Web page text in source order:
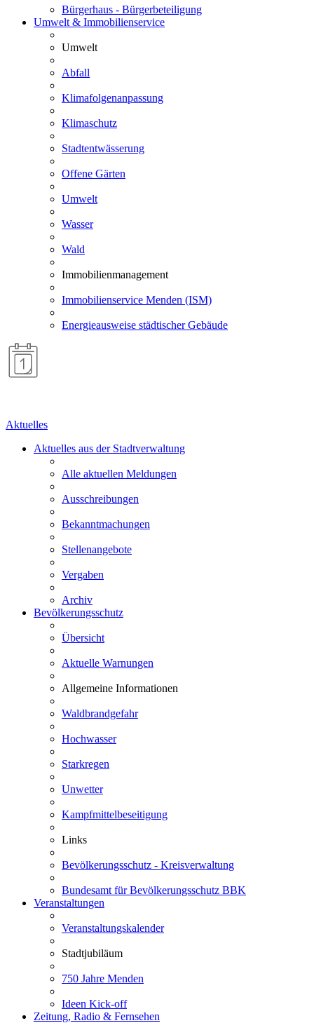
Bürgerhaus - Bürgerbeteiligung
Umwelt & Immobilienservice
Umwelt
Abfall
Klimafolgenanpassung
Klimaschutz
Stadtentwässerung
Offene Gärten
Umwelt
Wasser
Wald
Immobilienmanagement
Immobilienservice Menden (ISM)
Energieausweise städtischer Gebäude
Aktuelles
Aktuelles aus der Stadtverwaltung
Alle aktuellen Meldungen
Ausschreibungen
Bekanntmachungen
Stellenangebote
Vergaben
Archiv
Bevölkerungsschutz
Übersicht
Aktuelle Warnungen
Allgemeine Informationen
Waldbrandgefahr
Hochwasser
Starkregen
Unwetter
Kampfmittelbeseitigung
Links
Bevölkerungsschutz - Kreisverwaltung
Bundesamt für Bevölkerungsschutz BBK
Veranstaltungen
Veranstaltungskalender
Stadtjubiläum
750 Jahre Menden
Ideen Kick-off
Zeitung, Radio & Fernsehen